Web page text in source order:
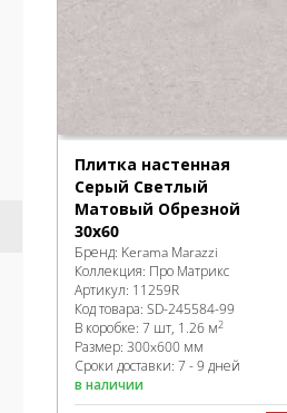
Плитка настенная
Серый Светлый
Матовый Обрезной
30х60
Бренд: Kerama Marazzi
Коллекция: Про Матрикс
Артикул: 11259R
Код товара: SD-245584-99
В коробке: 7 шт, 1.26 м2
Размер: 300x600 мм
Сроки доставки: 7 - 9 дней
в наличии